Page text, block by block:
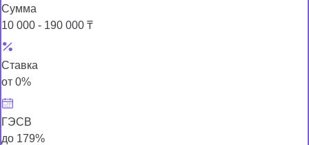
Сумма
10 000 - 190 000 ₸
Ставка
от 0%
ГЭСВ
до 179%